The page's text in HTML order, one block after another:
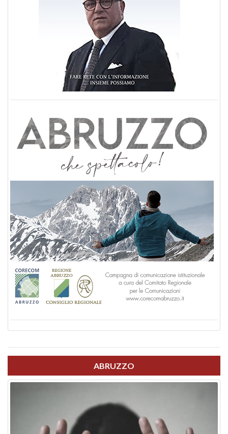
ABRUZZO